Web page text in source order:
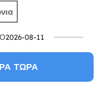
08-11
ΤΏΡΑ